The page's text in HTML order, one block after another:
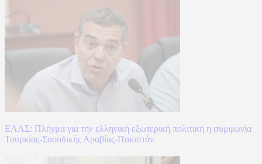
ΕΛΑΣ: Πλήγμα για την ελληνική εξωτερική πολιτική η συμφωνία
Τουρκίας-Σαουδικής Αραβίας-Πακιστάν